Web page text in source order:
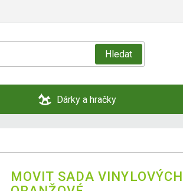
Hledat
Dárky a hračky
MOVIT SADA